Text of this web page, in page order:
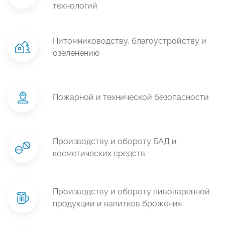
технологий
Питомниководству, благоустройству и
озеленению
Пожарной и технической безопасности
Производству и обороту БАД и
косметических средств
Производству и обороту пивоваренной
продукции и напитков брожения